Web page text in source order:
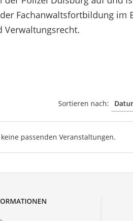
Fachanwaltsfortbildung im
Verwaltungsrecht.
Sortieren nach:
passenden Veranstaltungen.